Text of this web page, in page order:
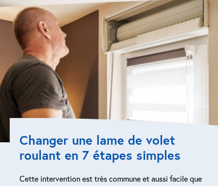
Changer une lame de volet
roulant en 7 étapes simples
Cette intervention est très commune et aussi facile que